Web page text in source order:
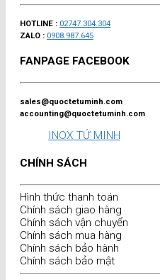
HOTLINE : 02747.304.304
ZALO : 0908.987.645
FANPAGE FACEBOOK
sales@quoctetuminh.com
accounting@quoctetuminh.com
INOX TỨ MINH
CHÍNH SÁCH
Hình thức thanh toán
Chính sách giao hàng
Chính sách vận chuyển
Chính sách mua hàng
Chính sách bảo hành
Chính sách bảo mật